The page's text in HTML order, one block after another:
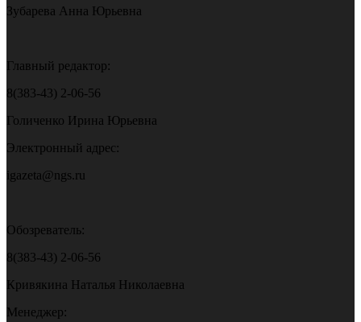
Зубарева Анна Юрьевна
Главный редактор:
8(383-43) 2-06-56
Голиченко Ирина Юрьевна
Электронный адрес:
igazeta@ngs.ru
Обозреватель:
8(383-43) 2-06-56
Кривякина Наталья Николаевна
Менеджер: